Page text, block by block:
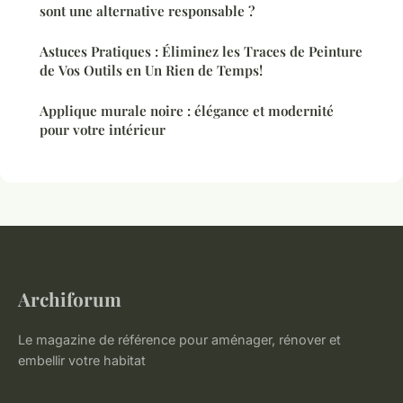
sont une alternative responsable ?
Astuces Pratiques : Éliminez les Traces de Peinture
de Vos Outils en Un Rien de Temps!
Applique murale noire : élégance et modernité
pour votre intérieur
Archiforum
Le magazine de référence pour aménager, rénover et
embellir votre habitat